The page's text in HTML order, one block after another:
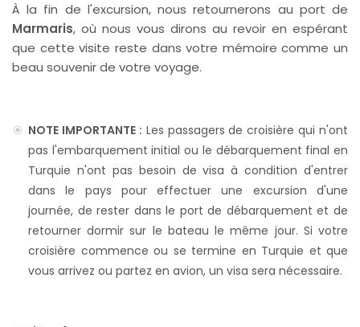
À la fin de l'excursion, nous retournerons au port de
Marmaris, où nous vous dirons au revoir en espérant
que cette visite reste dans votre mémoire comme un
beau souvenir de votre voyage.
NOTE IMPORTANTE : Les passagers de croisière qui n'ont
pas l'embarquement initial ou le débarquement final en
Turquie n'ont pas besoin de visa à condition d'entrer
dans le pays pour effectuer une excursion d'une
journée, de rester dans le port de débarquement et de
retourner dormir sur le bateau le même jour. Si votre
croisière commence ou se termine en Turquie et que
vous arrivez ou partez en avion, un visa sera nécessaire.